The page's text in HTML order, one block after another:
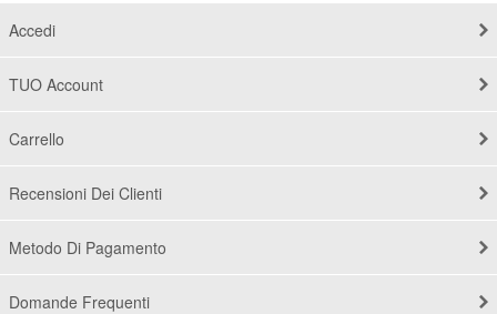
Accedi
TUO Account
Carrello
Recensioni Dei Clienti
Metodo Di Pagamento
Domande Frequenti